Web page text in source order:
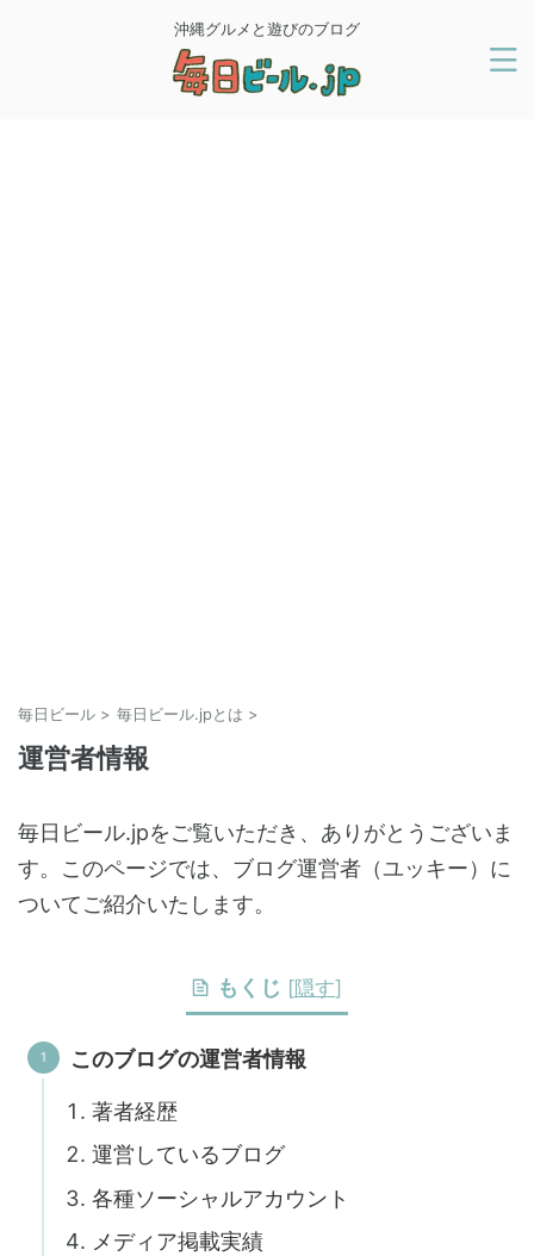
沖縄グルメと遊びのブログ
毎日ビール > 毎日ビール.jpとは >
運営者情報
毎日ビール.jpをご覧いただき、ありがとうございま
す。このページでは、ブログ運営者（ユッキー）に
ついてご紹介いたします。
もくじ [隠す]
このブログの運営者情報
著者経歴
運営しているブログ
各種ソーシャルアカウント
メディア掲載実績